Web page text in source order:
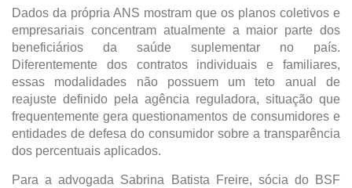
Dados da própria ANS mostram que os planos coletivos e
empresariais concentram atualmente a maior parte dos
beneficiários da saúde suplementar no país.
Diferentemente dos contratos individuais e familiares,
essas modalidades não possuem um teto anual de
reajuste definido pela agência reguladora, situação que
frequentemente gera questionamentos de consumidores e
entidades de defesa do consumidor sobre a transparência
dos percentuais aplicados.
Para a advogada Sabrina Batista Freire, sócia do BSF